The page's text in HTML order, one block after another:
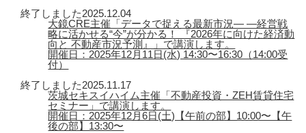
終了しました2025.12.04
大鏡CRE主催「データで捉える最新市況― ―経営戦
略に活かせる“今”が分かる！ 『2026年に向けた経済動
向と 不動産市況予測』」で講演します。
開催日：2025年12月11日(水) 14:30〜16:30（14:00受
付）
終了しました2025.11.17
茨城セキスイハイム主催「不動産投資・ZEH賃貸住宅
セミナー」で講演します。
開催日：2025年12月6日(土)【午前の部】10:00〜【午
後の部】13:30〜